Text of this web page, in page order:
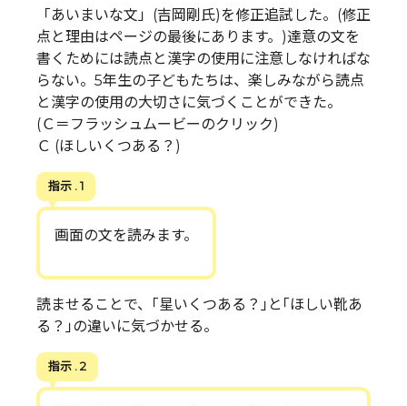
「あいまいな文」(吉岡剛氏)を修正追試した。(修正
点と理由はページの最後にあります。)達意の文を
書くためには読点と漢字の使用に注意しなければな
らない。5年生の子どもたちは、楽しみながら読点
と漢字の使用の大切さに気づくことができた。
(Ｃ＝フラッシュムービーのクリック)
Ｃ (ほしいくつある？)
指示 . 1
画面の文を読みます。
読ませることで、｢星いくつある？｣と｢ほしい靴あ
る？｣の違いに気づかせる。
指示 . 2